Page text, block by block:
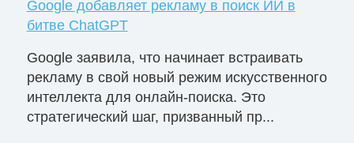
Google добавляет рекламу в поиск ИИ в
битве ChatGPT
Google заявила, что начинает встраивать
рекламу в свой новый режим искусственного
интеллекта для онлайн-поиска. Это
стратегический шаг, призванный пр...